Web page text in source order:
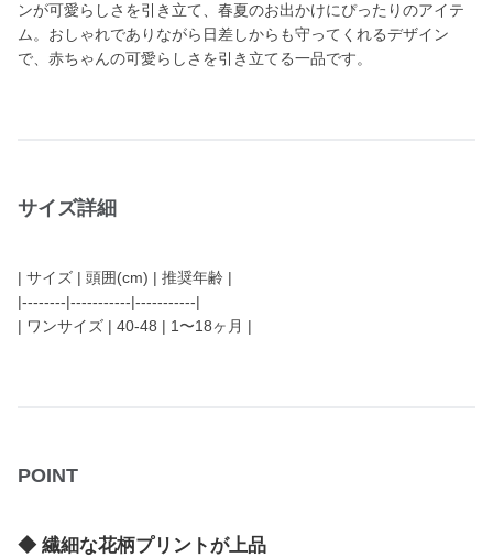
ンが可愛らしさを引き立て、春夏のお出かけにぴったりのアイテ
ム。おしゃれでありながら日差しからも守ってくれるデザイン
で、赤ちゃんの可愛らしさを引き立てる一品です。
サイズ詳細
| サイズ | 頭囲(cm) | 推奨年齢 |
|--------|-----------|-----------|
| ワンサイズ | 40-48 | 1〜18ヶ月 |
POINT
◆ 繊細な花柄プリントが上品